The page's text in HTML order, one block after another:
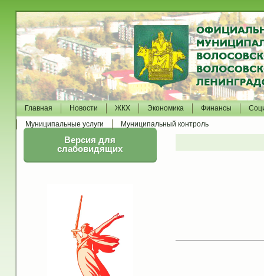
Главная Новости ЖКХ Экономика Финансы
Муниципальные услуги
Муниципальный контроль
Версия для
слабовидящих